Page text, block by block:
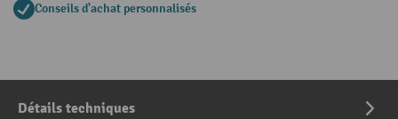
Conseils d'achat personnalisés
Détails techniques